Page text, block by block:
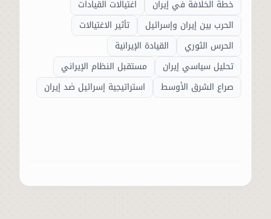
خطة الخلافة في إيران
اغتيالات القيادات
الحرب بين إيران وإسرائيل
تأثير الاغتيالات
الحرس الثوري
القيادة الإيرانية
تحليل سياسي إيران
مستقبل النظام الإيراني
صراع الشرق الأوسط
استراتيجية إسرائيل ضد إيران